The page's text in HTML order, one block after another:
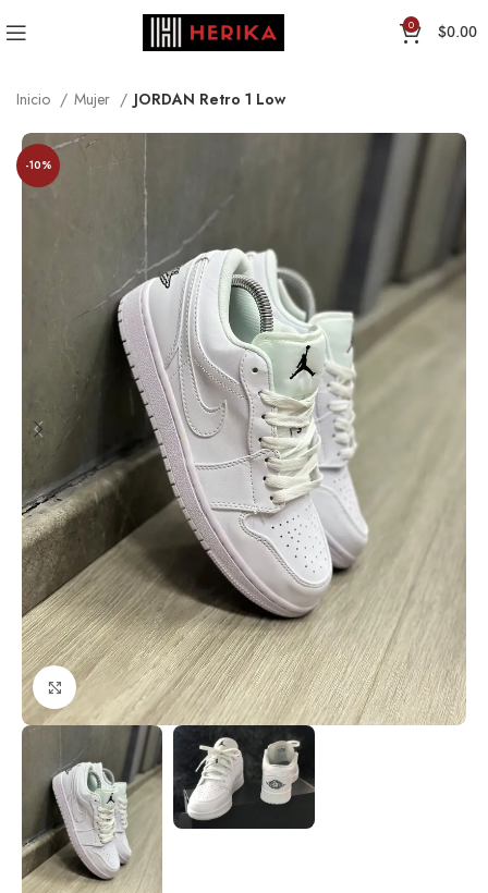
0 $0.00
Inicio Mujer JORDAN Retro 1 Low
-10%
Click to enlarge